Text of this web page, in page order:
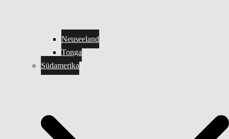
Neuseeland
Tonga
Südamerika